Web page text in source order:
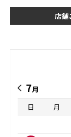
店舗
7月
日
月